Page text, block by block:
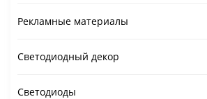
Рекламные материалы
Светодиодный декор
Светодиоды